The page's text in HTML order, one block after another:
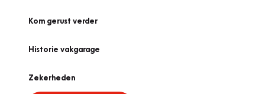
Kom gerust verder
Historie vakgarage
Zekerheden